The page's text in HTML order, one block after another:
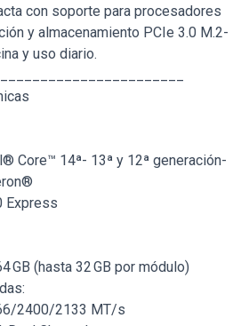
con soporte para procesadores
y almacenamiento PCIe 3.0 M.2-
y uso diario.
Core™ 14ª- 13ª y 12ª generación-
Express
GB (hasta 32 GB por módulo)
2400/2133 MT/s